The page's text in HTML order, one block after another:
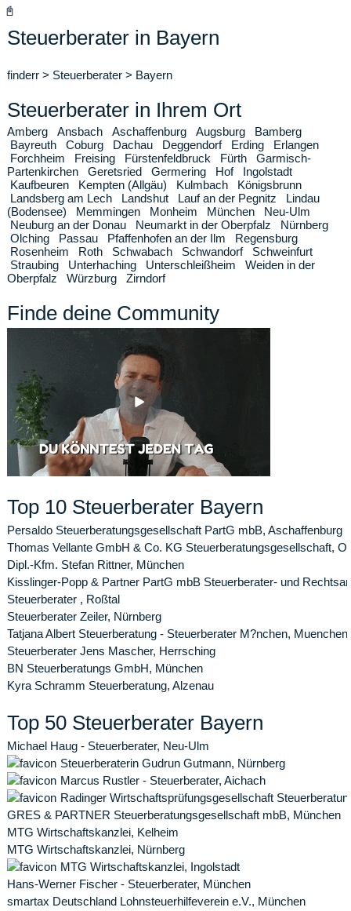
📓
Steuerberater in Bayern
finderr > Steuerberater > Bayern
Steuerberater in Ihrem Ort
Amberg Ansbach Aschaffenburg Augsburg
Bamberg
Bayreuth
Coburg Dachau Deggendorf Erding
Erlangen
Forchheim
Freising Fürstenfeldbruck Fürth
Garmisch-
Partenkirchen
Geretsried Germering Hof
Ingolstadt
Kaufbeuren
Kempten (Allgäu) Kulmbach
Königsbrunn
Landsberg am Lech
Landshut Lauf an der Pegnitz
Lindau
(Bodensee)
Memmingen Monheim München
Neu-Ulm
Neuburg an der Donau
Neumarkt in der Oberpfalz
Nürnberg
Olching
Passau Pfaffenhofen an der Ilm
Regensburg
Rosenheim
Roth Schwabach Schwandorf
Schweinfurt
Straubing
Unterhaching Unterschleißheim
Weiden in der
Oberpfalz
Würzburg Zirndorf
Finde deine Community
Top 10 Steuerberater Bayern
Persaldo Steuerberatungsgesellschaft PartG mbB, Aschaffenburg
Thomas Vellante GmbH & Co. KG Steuerberatungsgesellschaft,
Dipl.-Kfm. Stefan Rittner, München
Kisslinger-Popp & Partner PartG mbB Steuerberater- und
Steuerberater , Roßtal
Steuerberater Zeiler, Nürnberg
Tatjana Albert Steuerberatung - Steuerberater M?nchen, Muenchen
Steuerberater Jens Mascher, Herrsching
BN Steuerberatungs GmbH, München
Kyra Schramm Steuerberatung, Alzenau
Top 50 Steuerberater Bayern
Michael Haug - Steuerberater, Neu-Ulm
Steuerberaterin Gudrun Gutmann, Nürnberg
Marcus Rustler - Steuerberater, Aichach
Radinger Wirtschaftsprüfungsgesellschaft
GRES & PARTNER Steuerberatungsgesellschaft mbB, München
MTG Wirtschaftskanzlei, Kelheim
MTG Wirtschaftskanzlei, Nürnberg
MTG Wirtschaftskanzlei, Ingolstadt
Hans-Werner Fischer - Steuerberater, München
smartax Deutschland Lohnsteuerhilfeverein e.V., München